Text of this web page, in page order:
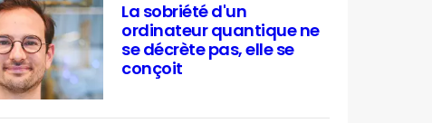
La sobriété d'un
ordinateur quantique ne
se décrète pas, elle se
conçoit